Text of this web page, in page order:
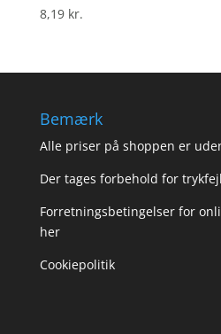
8,19 kr.
Bemærk
Alle priser på shoppen er
Der tages forbehold for
Forretningsbetingelser for
her
Cookiepolitik